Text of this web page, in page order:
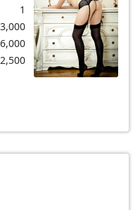
1
3,000
6,000